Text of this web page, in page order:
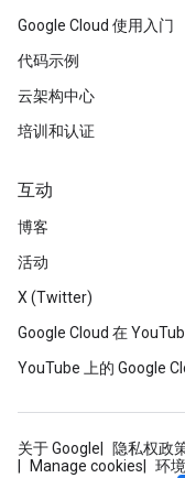
Google Cloud 使用入门
代码示例
云架构中心
培训和认证
互动
博客
活动
X (Twitter)
Google Cloud 在
YouTube 上的 Google
关于 Google 隐私权政
Manage cookies
环